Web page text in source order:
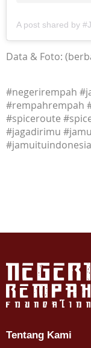
A post shared by
Data & Foto:
#negerirempah
#rempahrempah
#spiceroute
#jagadirimu
Tentang Kami